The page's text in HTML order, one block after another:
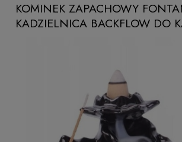
KOMINEK ZAPACHOWY
KADZIELNICA BACKFLOW DO